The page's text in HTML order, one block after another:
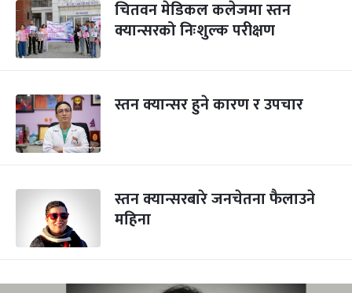
चितवन मेडिकल कलेजमा स्तन
क्यान्सरको निःशुल्क परीक्षण
स्तन क्यान्सर हुने कारण र उपचार
स्तन क्यान्सरबारे जनचेतना फैलाउने
महिना